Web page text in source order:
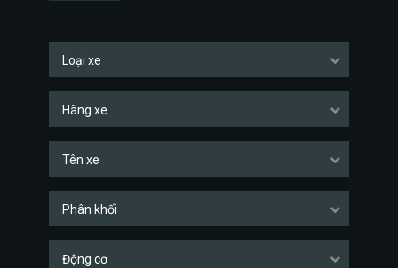
Loại xe
Hãng xe
Tên xe
Phân khối
Động cơ